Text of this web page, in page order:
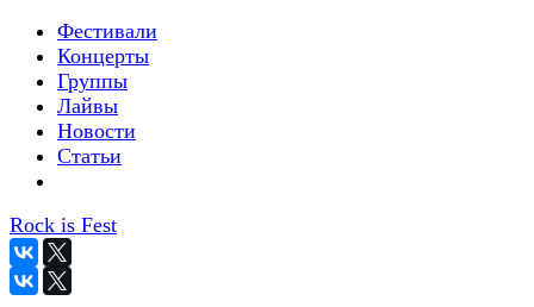
Фестивали
Концерты
Группы
Лайвы
Новости
Статьи
Rock is Fest